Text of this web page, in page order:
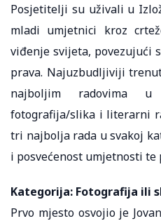
Posjetitelji su uživali u
mladi umjetnici kroz
viđenje svijeta, povezujući
prava. Najuzbudljiviji
najboljim radovima
fotografija/slika i literarni
tri najbolja rada u svakoj
i posvećenost umjetnosti te
Kategorija: Fotografija ili
Prvo mjesto osvojio je